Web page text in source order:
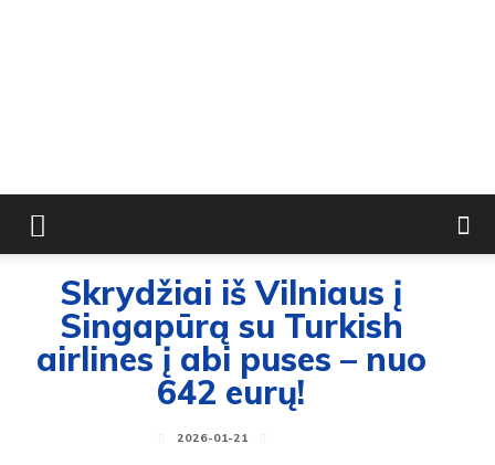
Skrydžiai iš Vilniaus į
Singapūrą su Turkish
airlines į abi puses – nuo
642 eurų!
2026-01-21